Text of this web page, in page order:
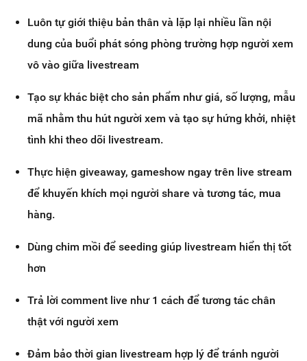
Luôn tự giới thiệu bản thân và lặp lại nhiều lần nội
dung của buổi phát sóng phòng trường hợp người xem
vô vào giữa livestream
Tạo sự khác biệt cho sản phẩm như giá, số lượng, mẫu
mã nhằm thu hút người xem và tạo sự hứng khởi, nhiệt
tình khi theo dõi livestream.
Thực hiện giveaway, gameshow ngay trên live stream
để khuyến khích mọi người share và tương tác, mua
hàng.
Dùng chim mồi để seeding giúp livestream hiển thị tốt
hơn
Trả lời comment live như 1 cách để tương tác chân
thật với người xem
Đảm bảo thời gian livestream hợp lý để tránh người